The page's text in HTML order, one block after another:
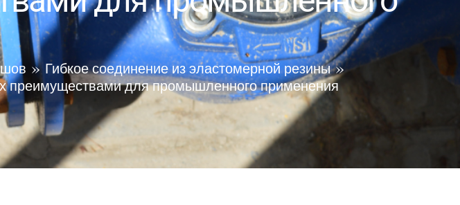
Гибкое соединение из эластомерной резины
преимуществами для промышленного применения